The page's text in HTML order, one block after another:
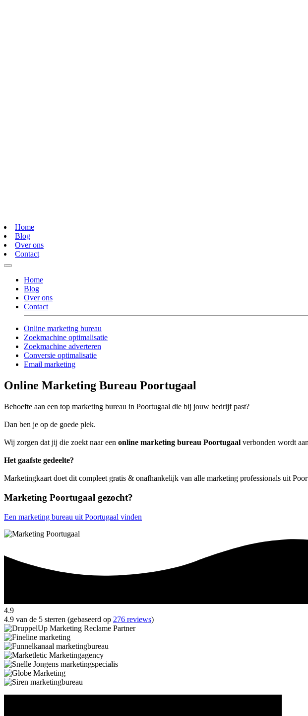
Home
Blog
Over ons
Contact
Home
Blog
Over ons
Contact
Online marketing bureau
Zoekmachine optimalisatie
Zoekmachine adverteren
Conversie optimalisatie
Email marketing
Online Marketing Bureau Poortugaal
Behoefte aan een top marketing bureau in Poortugaal die bij jouw bedrijf past?
Dan ben je op de goede plek.
Wij zorgen dat jij die zoekt naar een online marketing bureau Poortugaal verbonden wordt
Het gaafste gedeelte?
Marketingkaart doet dit compleet gratis & onafhankelijk van alle marketing professionals uit
Marketing Poortugaal gezocht?
Een marketing bureau uit Poortugaal vinden
4.9
4.9 van de 5 sterren (gebaseerd op 276 reviews)